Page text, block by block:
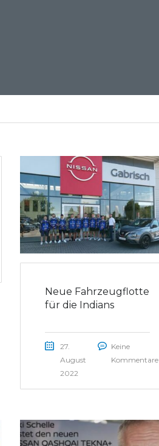
Neue Fahrzeugflotte
für die Indians
27.
August
2022
Keine
Kommentare